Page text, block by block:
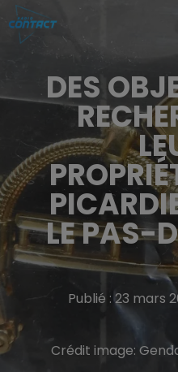
DES
LE PAS-
Publié : 23 mars
Crédit image: